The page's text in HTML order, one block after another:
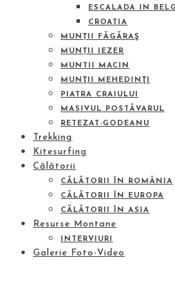
ESCALADA IN
CROATIA
MUNȚII FĂGĂRAŞ
MUNȚII IEZER
MUNTII MACIN
MUNŢII MEHEDINŢI
PIATRA CRAIULUI
MASIVUL POSTĂVARUL
RETEZAT-GODEANU
Trekking
Kitesurfing
Călătorii
CĂLĂTORII ÎN ROMÂNIA
CĂLĂTORII ÎN EUROPA
CĂLĂTORII ÎN ASIA
Resurse Montane
INTERVIURI
Galerie Foto-Video